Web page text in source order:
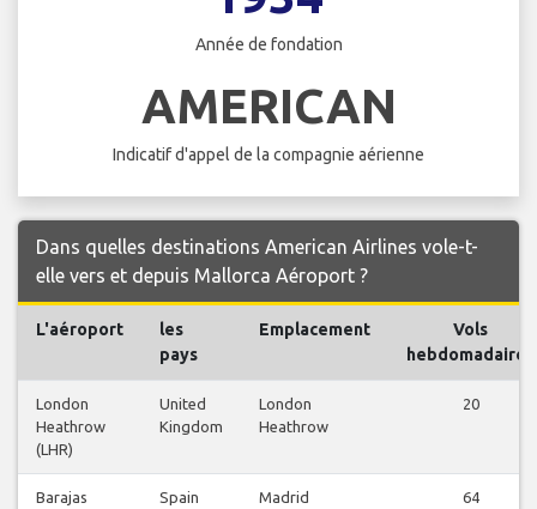
Année de fondation
AMERICAN
Indicatif d'appel de la compagnie aérienne
Dans quelles destinations American Airlines vole-t-
elle vers et depuis Mallorca Aéroport ?
L'aéroport
les
pays
Emplacement
Vols
hebdomadaires
London
Heathrow
(LHR)
United
Kingdom
London
Heathrow
20
Barajas
Spain Madrid 64